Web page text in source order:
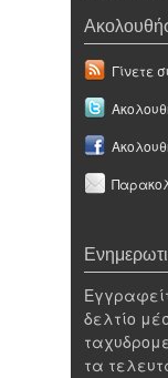
Γίνετε
δελτίο
τα